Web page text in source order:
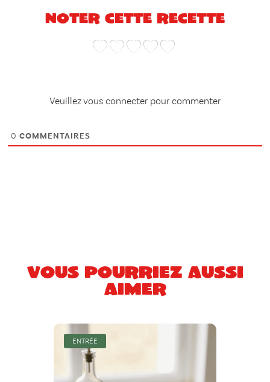
Noter cette recette
Veuillez vous connecter pour commenter
0 COMMENTAIRES
Vous pourriez aussi
aimer
ENTRÉE